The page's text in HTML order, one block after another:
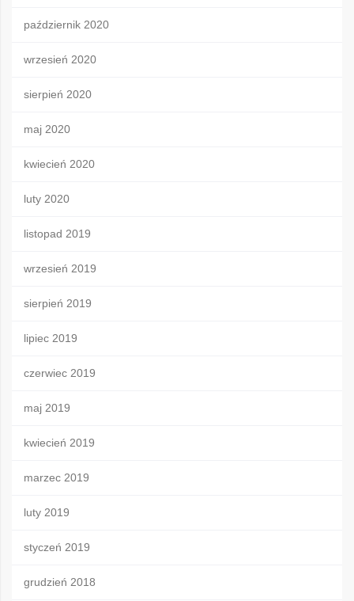
październik 2020
wrzesień 2020
sierpień 2020
maj 2020
kwiecień 2020
luty 2020
listopad 2019
wrzesień 2019
sierpień 2019
lipiec 2019
czerwiec 2019
maj 2019
kwiecień 2019
marzec 2019
luty 2019
styczeń 2019
grudzień 2018